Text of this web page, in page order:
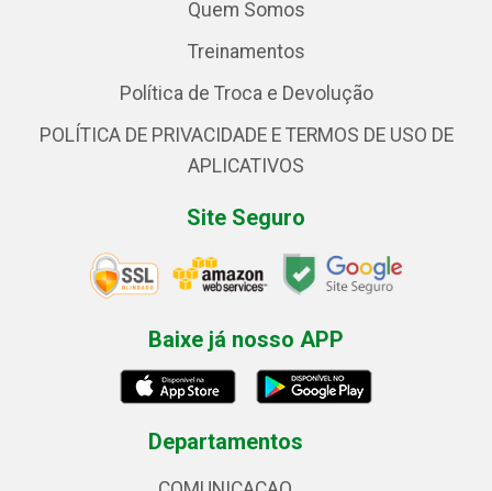
Quem Somos
Treinamentos
Política de Troca e Devolução
POLÍTICA DE PRIVACIDADE E TERMOS DE USO DE
APLICATIVOS
Site Seguro
Baixe já nosso APP
Departamentos